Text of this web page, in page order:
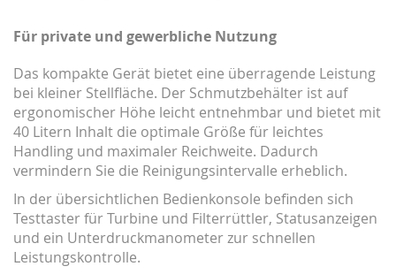
Für private und gewerbliche Nutzung
Das kompakte Gerät bietet eine überragende Leistung
bei kleiner Stellfläche. Der Schmutzbehälter ist auf
ergonomischer Höhe leicht entnehmbar und bietet mit
40 Litern Inhalt die optimale Größe für leichtes
Handling und maximaler Reichweite. Dadurch
vermindern Sie die Reinigungsintervalle erheblich.
In der übersichtlichen Bedienkonsole befinden sich
Testtaster für Turbine und Filterrüttler, Statusanzeigen
und ein Unterdruckmanometer zur schnellen
Leistungskontrolle.